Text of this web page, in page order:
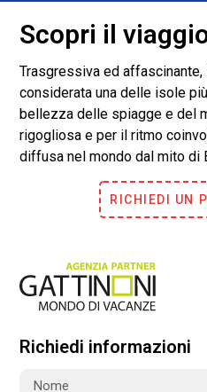
Scopri il
Trasgressiva ed affascinante,
considerata una delle isole
bellezza delle spiagge e del
rigogliosa e per il ritmo
diffusa nel mondo dal mito di
RICHIEDI UN
Richiedi informazioni